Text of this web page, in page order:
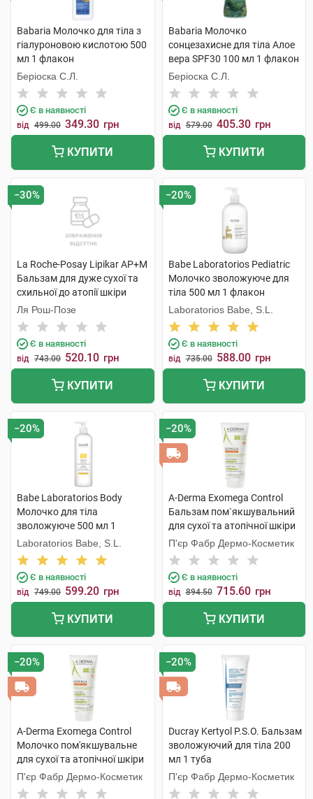
Babaria Молочко для тіла з
гіалуроновою кислотою 500
мл 1 флакон
Беріоска С.Л.
Є в наявності
від 499.00 349.30 грн
КУПИТИ
Babaria Молочко
сонцезахисне для тіла Алое
вера SPF30 100 мл 1 флакон
Беріоска С.Л.
Є в наявності
від 579.00 405.30 грн
КУПИТИ
−30%
La Roche-Posay Lipikar AP+M
Бальзам для дуже сухої та
схильної до атопії шкіри
обличчя та тіла 200 мл 1
туба
Ля Рош-Позе
Є в наявності
від 743.00 520.10 грн
КУПИТИ
−20%
Babe Laboratorios Pediatric
Молочко зволожуюче для
тіла 500 мл 1 флакон
Laboratorios Babe, S.L.
Є в наявності
від 735.00 588.00 грн
КУПИТИ
−20%
Babe Laboratorios Body
Молочко для тіла
зволожуюче 500 мл 1
флакон
Laboratorios Babe, S.L.
Є в наявності
від 749.00 599.20 грн
КУПИТИ
−20%
A-Derma Exomega Control
Бальзам пом`якшувальний
для сухої та атопічної шкіри
200 мл 1 туба
П'єр Фабр Дермо-Косметик
Є в наявності
від 894.50 715.60 грн
КУПИТИ
−20%
A-Derma Exomega Control
Молочко пом'якшувальне
для сухої та атопічної шкіри
200 мл 1 туба
П'єр Фабр Дермо-Косметик
−20%
Ducray Kertyol Р.S.О. Бальзам
зволожуючий для тіла 200
мл 1 туба
П'єр Фабр Дермо-Косметик